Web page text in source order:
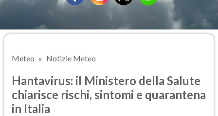
Meteo Notizie Meteo
Hantavirus: il Ministero della Salute
chiarisce rischi, sintomi e quarantena
in Italia